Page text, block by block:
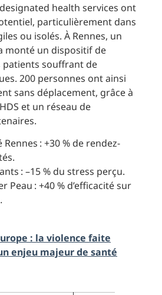
health services ont
particulièrement dans
ou isolés. À Rennes, un
monté un dispositif de
patients souffrant de
200 personnes ont ainsi
sans déplacement, grâce à
et un réseau de
: +30 % de rendez-
: –15 % du stress perçu.
Peau : +40 % d’efficacité sur
: la violence faite
enjeu majeur de santé